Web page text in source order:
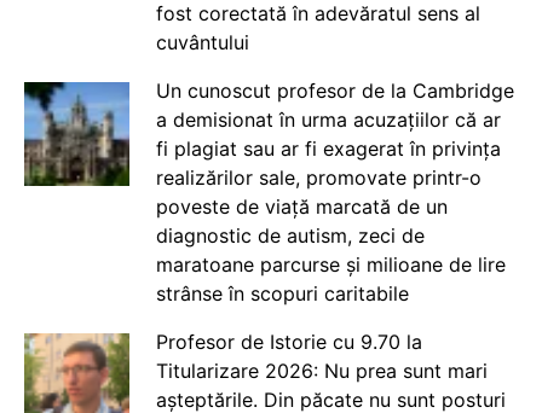
fost corectată în adevăratul sens al
cuvântului
Un cunoscut profesor de la Cambridge
a demisionat în urma acuzațiilor că ar
fi plagiat sau ar fi exagerat în privința
realizărilor sale, promovate printr-o
poveste de viață marcată de un
diagnostic de autism, zeci de
maratoane parcurse și milioane de lire
strânse în scopuri caritabile
Profesor de Istorie cu 9.70 la
Titularizare 2026: Nu prea sunt mari
așteptările. Din păcate nu sunt posturi